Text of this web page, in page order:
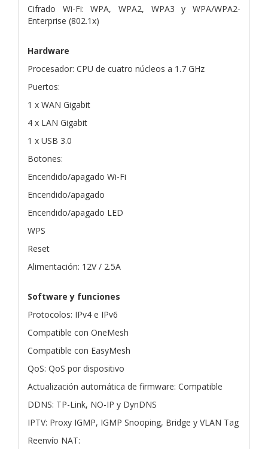
Cifrado Wi-Fi: WPA, WPA2, WPA3 y WPA/WPA2-
Enterprise (802.1x)
Hardware
Procesador: CPU de cuatro núcleos a 1.7 GHz
Puertos:
1 x WAN Gigabit
4 x LAN Gigabit
1 x USB 3.0
Botones:
Encendido/apagado Wi-Fi
Encendido/apagado
Encendido/apagado LED
WPS
Reset
Alimentación: 12V / 2.5A
Software y funciones
Protocolos: IPv4 e IPv6
Compatible con OneMesh
Compatible con EasyMesh
QoS: QoS por dispositivo
Actualización automática de firmware: Compatible
DDNS: TP-Link, NO-IP y DynDNS
IPTV: Proxy IGMP, IGMP Snooping, Bridge y VLAN Tag
Reenvío NAT: